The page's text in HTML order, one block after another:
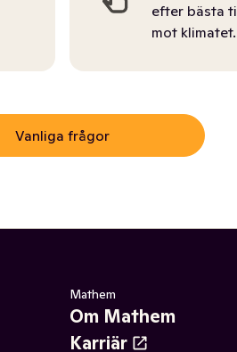
efter bästa
mot klimatet.
Vanliga frågor
Mathem
Om Mathem
Karriär